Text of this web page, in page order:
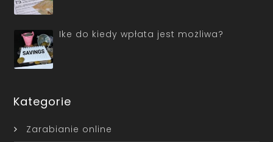
Ike do kiedy wpłata jest możliwa?
Kategorie
Zarabianie online